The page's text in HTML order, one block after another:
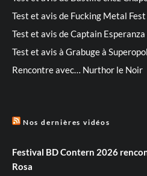
Test et avis de Fucking Metal
Test et avis de Captain
Test et avis à Grabuge à
Rencontre avec… Nurthor le Noir
Nos dernières vidéos
Festival BD Contern 2026
Rosa